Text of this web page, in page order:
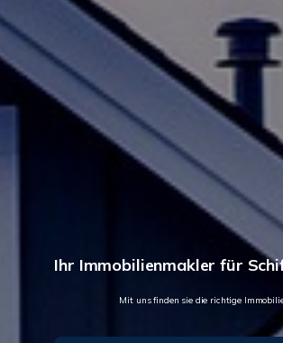
Ihr Immobilienmakler für
Mit uns finden sie die richtige